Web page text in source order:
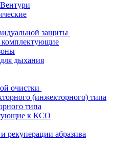
защиты
дыхания
очистки
(инжекторного) типа
типа
к КСО
рекуперации абразива